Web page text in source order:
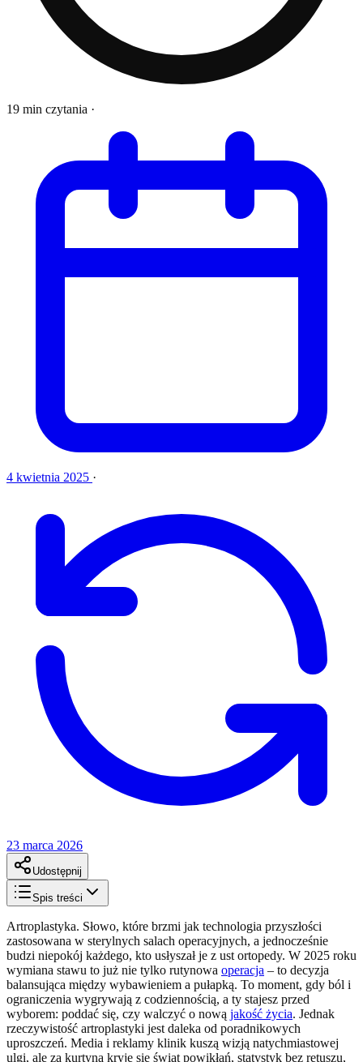
19 min czytania ·
4 kwietnia 2025 ·
23 marca 2026
Udostępnij
Spis treści
Artroplastyka. Słowo, które brzmi jak technologia przyszłości
zastosowana w sterylnych salach operacyjnych, a jednocześnie
budzi niepokój każdego, kto usłyszał je z ust ortopedy. W 2025 roku
wymiana stawu to już nie tylko rutynowa operacja – to decyzja
balansująca między wybawieniem a pułapką. To moment, gdy ból i
ograniczenia wygrywają z codziennością, a ty stajesz przed
wyborem: poddać się, czy walczyć o nową jakość życia. Jednak
rzeczywistość artroplastyki jest daleka od poradnikowych
uproszczeń. Media i reklamy klinik kuszą wizją natychmiastowej
ulgi, ale za kurtyną kryje się świat powikłań, statystyk bez retuszu,